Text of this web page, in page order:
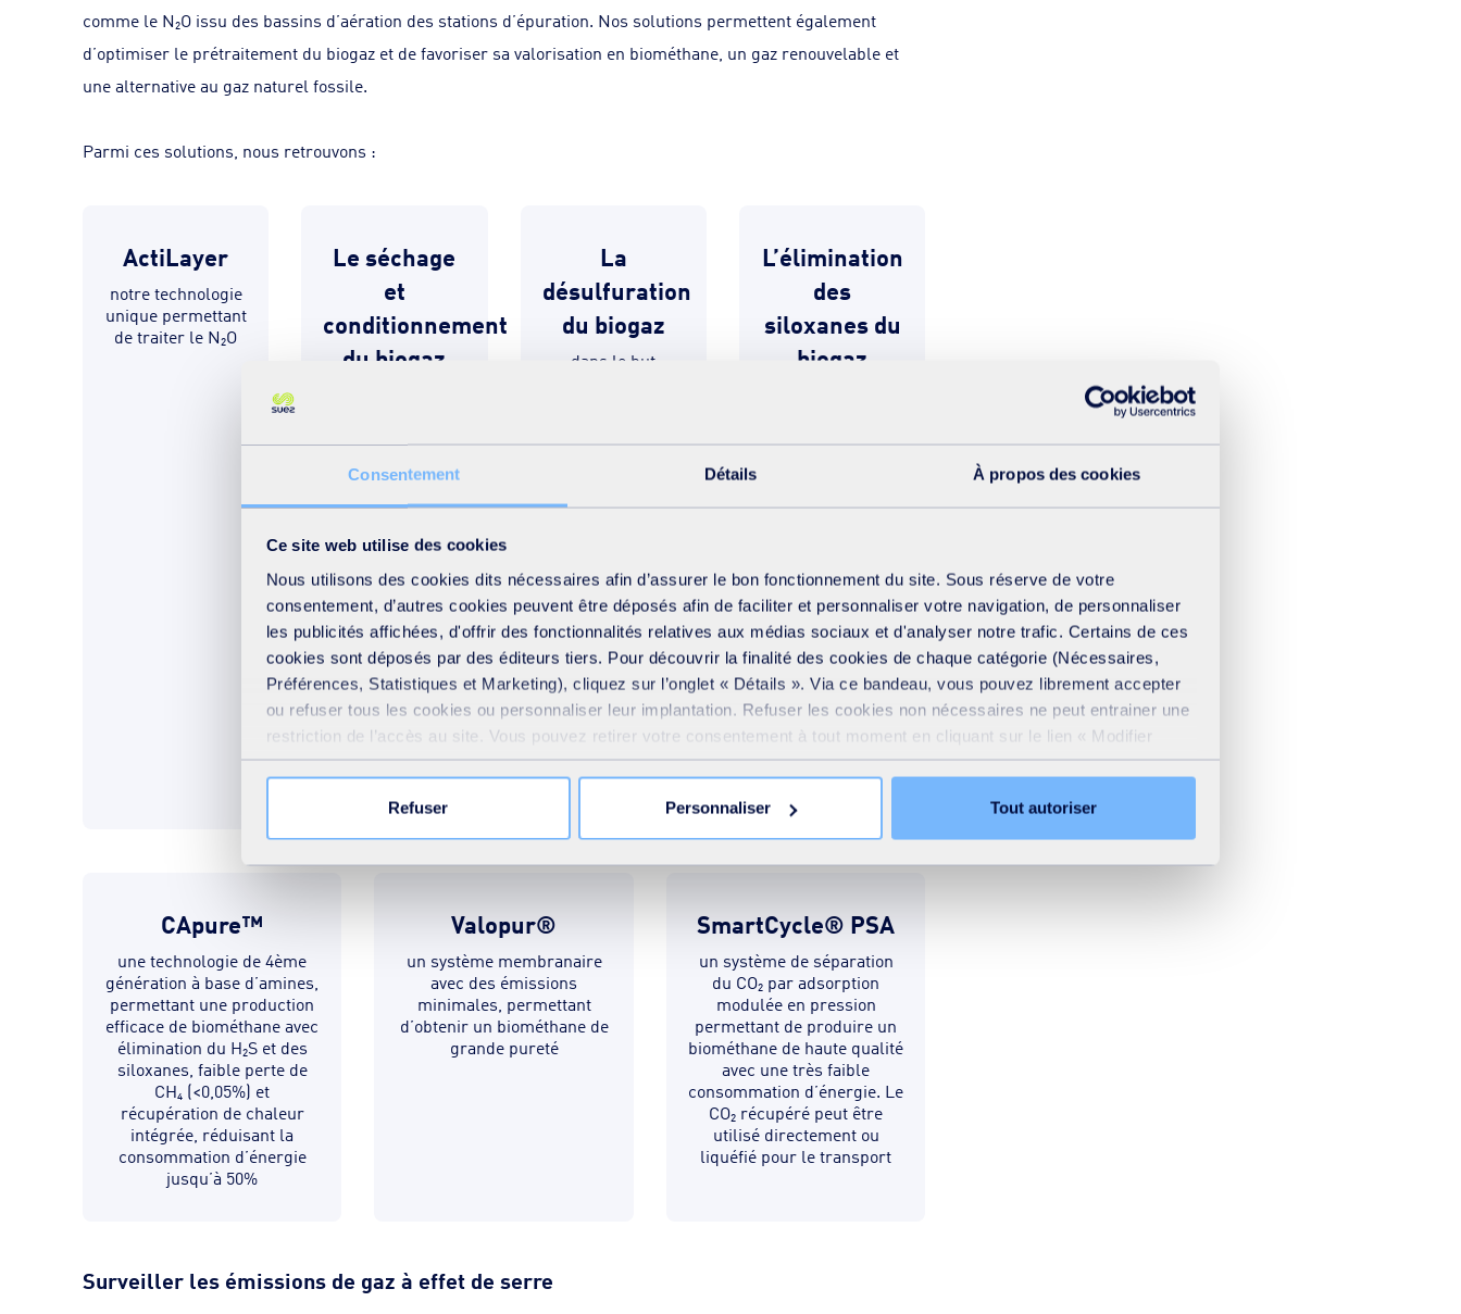
Consentement Détails À propos des cookies
Ce site web utilise des cookies
Nous utilisons des cookies dits nécessaires afin d’assurer le bon fonctionnement du site. Sous réserve de votre
consentement, d’autres cookies peuvent être déposés afin de faciliter et personnaliser votre navigation, de personnaliser
les publicités affichées, d'offrir des fonctionnalités relatives aux médias sociaux et d'analyser notre trafic. Certains de ces
cookies sont déposés par des éditeurs tiers. Pour découvrir la finalité des cookies de chaque catégorie (Nécessaires,
Préférences, Statistiques et Marketing), cliquez sur l’onglet « Détails ». Via ce bandeau, vous pouvez librement accepter
ou refuser tous les cookies ou personnaliser leur implantation. Refuser les cookies non nécessaires ne peut entrainer une
restriction de l’accès au site. Vous pouvez retirer votre consentement à tout moment en cliquant sur le lien « Modifier
votre consentement » présent sur toutes les pages du site. En savoir plus dans notreDéclaration cookies.
Refuser Personnaliser Tout autoriser
comme le N₂O issu des bassins d’aération des stations d’épuration. Nos solutions permettent également
d’optimiser le prétraitement du biogaz et de favoriser sa valorisation en biométhane, un gaz renouvelable et
une alternative au gaz naturel fossile.
Parmi ces solutions, nous retrouvons :
ActiLayer
notre technologie
unique permettant
de traiter le N₂O
Le séchage
et
conditionnement
du biogaz
La
désulfuration
du biogaz
dans le but
présent à forte
risques pour la
L’élimination
des
siloxanes du
biogaz
concentrations
organiques
volatiles (COV) et
de siloxanes du
biogaz, des gaz à
effet de serre
indirects
contribuant au
changement
climatique par le
biais de processus
chimiques
CApure™
une technologie de 4ème
génération à base d’amines,
permettant une production
efficace de biométhane avec
élimination du H₂S et des
siloxanes, faible perte de
CH₄ (<0,05%) et
récupération de chaleur
intégrée, réduisant la
consommation d’énergie
jusqu’à 50%
Valopur®
un système membranaire
avec des émissions
minimales, permettant
d’obtenir un biométhane de
grande pureté
SmartCycle® PSA
un système de séparation
du CO₂ par adsorption
modulée en pression
permettant de produire un
biométhane de haute qualité
avec une très faible
consommation d’énergie. Le
CO₂ récupéré peut être
utilisé directement ou
liquéfié pour le transport
Surveiller les émissions de gaz à effet de serre